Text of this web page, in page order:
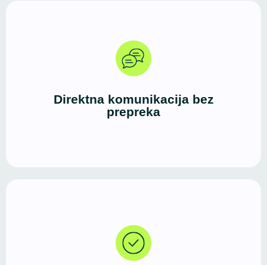
Direktna komunikacija bez
prepreka
Dobar dizajn i čista struktura poruka stvaraju brz i
suvišnih koraka i lutanja.
Danas većina korisnika započinje potragu za